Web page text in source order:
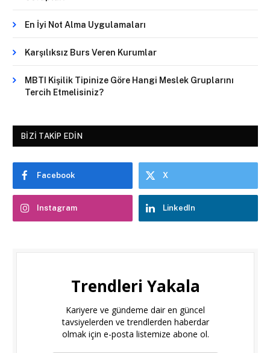
En İyi Not Alma Uygulamaları
Karşılıksız Burs Veren Kurumlar
MBTI Kişilik Tipinize Göre Hangi Meslek Gruplarını
Tercih Etmelisiniz?
BIZI TAKIP EDIN
Facebook X
Instagram LinkedIn
Trendleri Yakala
Kariyere ve gündeme dair en güncel
tavsiyelerden ve trendlerden haberdar
olmak için e-posta listemize abone ol.